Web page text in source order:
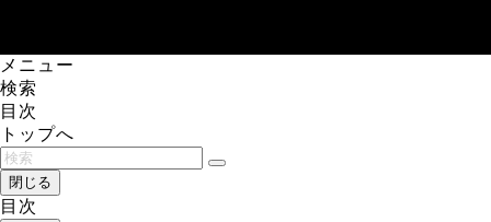
メニュー
検索
目次
トップへ
閉じる
目次